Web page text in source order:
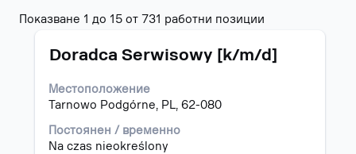
Показване 1 до 15 от 731 работни позиции
търсене
за
Позиция
Doradca Serwisowy [k/m/d]
Местоположение
Tarnowo Podgórne, PL, 62-080
Постоянен / временно
Na czas nieokreślony
Изберете
бутона
за
за
да